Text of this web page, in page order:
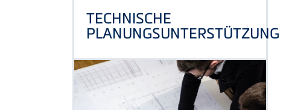
TECHNISCHE
PLANUNGSUNTERSTÜTZUNG